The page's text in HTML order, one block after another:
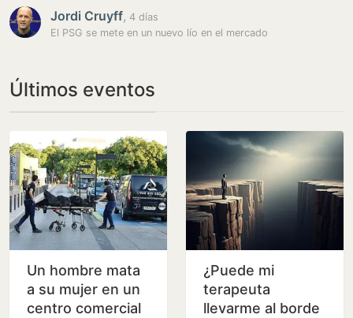
Jordi Cruyff, 4 días
El PSG se mete en un nuevo lío en el mercado
Últimos eventos
Un hombre mata
a su mujer en un
centro comercial
¿Puede mi
terapeuta
llevarme al borde